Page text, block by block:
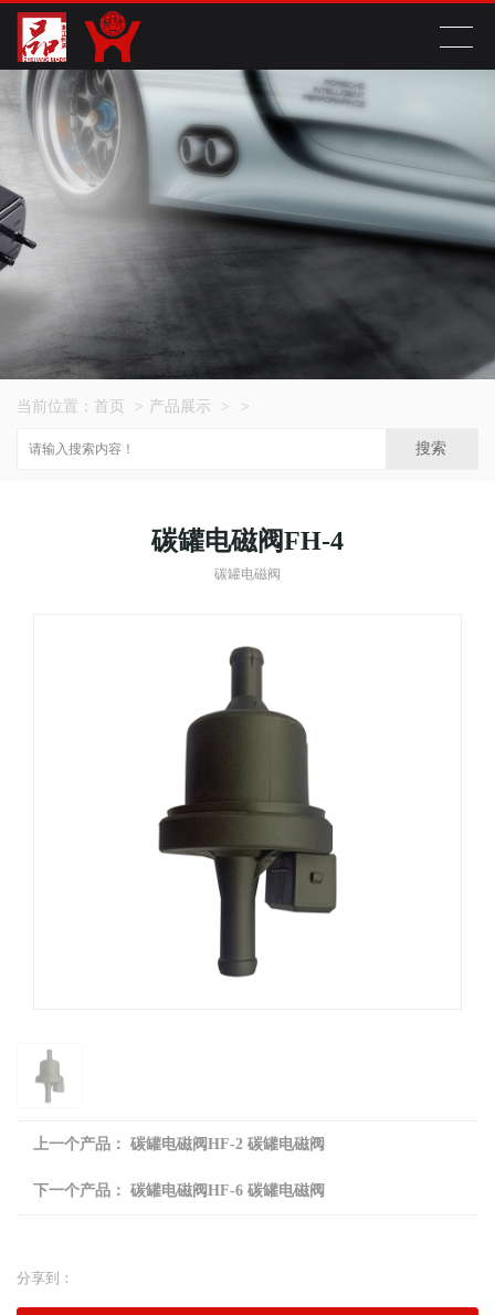
当前位置： 首页 > 产品展示 > >
搜索
碳罐电磁阀FH-4
碳罐电磁阀
上一个产品： 碳罐电磁阀HF-2 碳罐电磁阀
下一个产品： 碳罐电磁阀HF-6 碳罐电磁阀
分享到：